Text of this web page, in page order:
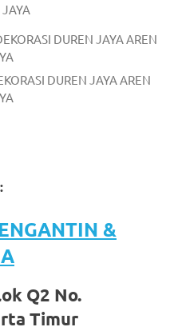
DUREN JAYA AREN
&
Q2 No.
Timur